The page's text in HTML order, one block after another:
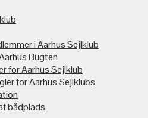
i Aarhus Sejlklub
Bugten
for Aarhus Sejlklub
for Aarhus Sejlklubs
bådplads